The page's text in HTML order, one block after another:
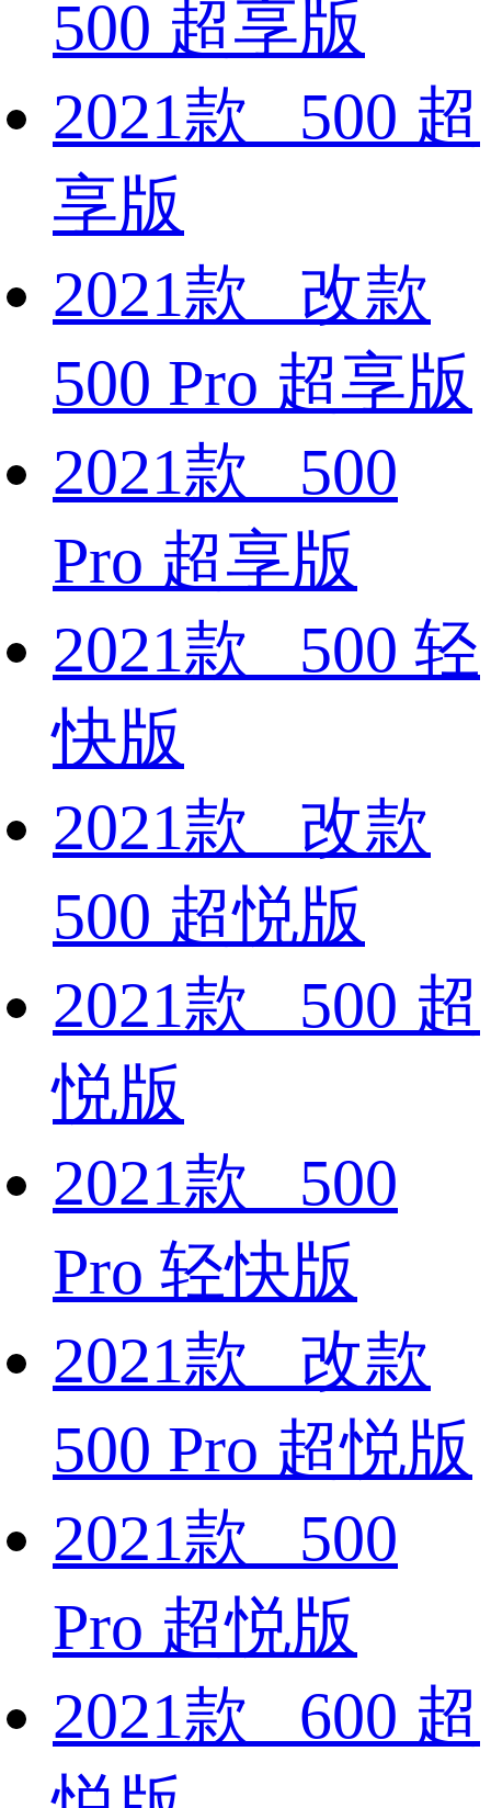
500 超享版
2021款 500 超
享版
2021款 改款
500 Pro 超享版
2021款 500
Pro 超享版
2021款 500 轻
快版
2021款 改款
500 超悦版
2021款 500 超
悦版
2021款 500
Pro 轻快版
2021款 改款
500 Pro 超悦版
2021款 500
Pro 超悦版
2021款 600 超